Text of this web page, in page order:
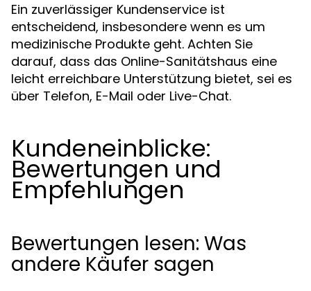
Ein zuverlässiger Kundenservice ist
entscheidend, insbesondere wenn es um
medizinische Produkte geht. Achten Sie
darauf, dass das Online-Sanitätshaus eine
leicht erreichbare Unterstützung bietet, sei es
über Telefon, E-Mail oder Live-Chat.
Kundeneinblicke:
Bewertungen und
Empfehlungen
Bewertungen lesen: Was
andere Käufer sagen